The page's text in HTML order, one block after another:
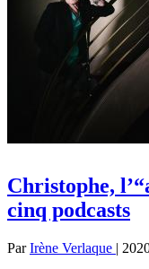
Christophe,
cinq podcasts
ParIrène Verlaque |